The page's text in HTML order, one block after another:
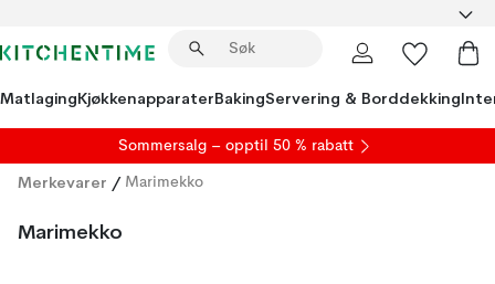
MatlagingKjøkkenapparaterBakingServering & Borddekking
Sommersalg – opptil 50 % rabatt
Merkevarer / Marimekko
Marimekko